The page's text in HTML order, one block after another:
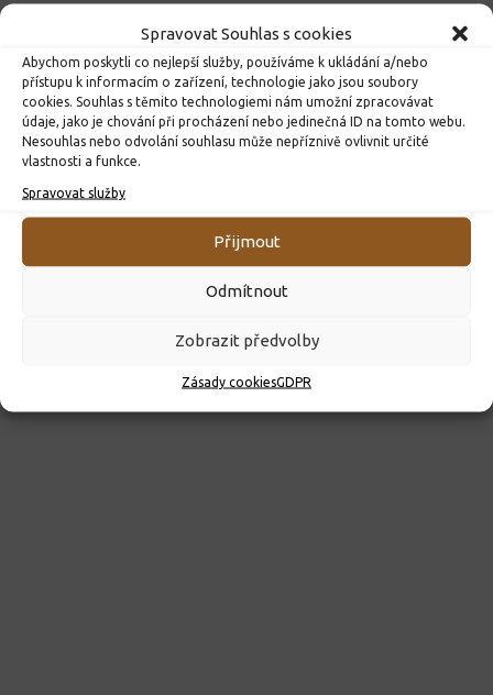
Spravovat Souhlas s cookies
Abychom poskytli co nejlepší služby, používáme k ukládání a/nebo
přístupu k informacím o zařízení, technologie jako jsou soubory
cookies. Souhlas s těmito technologiemi nám umožní zpracovávat
údaje, jako je chování při procházení nebo jedinečná ID na tomto webu.
Nesouhlas nebo odvolání souhlasu může nepříznivě ovlivnit určité
vlastnosti a funkce.
Spravovat služby
Přijmout
Odmítnout
Zobrazit předvolby
Zásady cookiesGDPR
PRO ROK 2026
10. 4. 2026